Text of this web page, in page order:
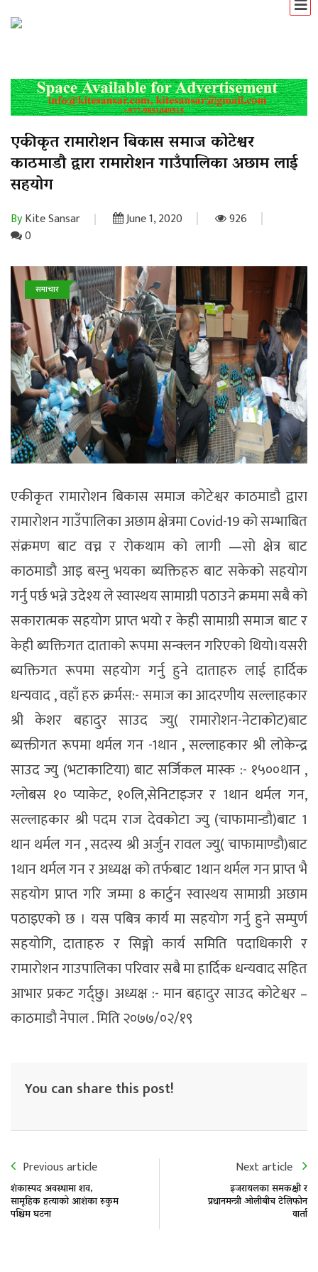
एकीकृत रामारोशन बिकास समाज कोटेश्वर
काठमाडौ द्वारा रामारोशन गाउँपालिका अछाम लाई
सहयोग
ByKite Sansar June 1, 2020
926
0
समाचार
एकीकृत रामारोशन बिकास समाज कोटेश्वर काठमाडौ द्वारा
रामारोशन गाउँपालिका अछाम क्षेत्रमा Covid-19 को सम्भाबित
संक्रमण बाट वच्न र रोकथाम को लागी —सो क्षेत्र बाट
काठमाडौ आइ बस्नु भयका ब्यक्तिहरु बाट सकेको सहयोग
गर्नु पर्छ भन्ने उदेश्य ले स्वास्थय सामाग्री पठाउने क्रममा सबै को
सकारात्मक सहयोग प्राप्त भयो र केही सामाग्री समाज बाट र
केही ब्यक्तिगत दाताको रूपमा सन्क्लन गरिएको थियो।यसरी
ब्यक्तिगत रूपमा सहयोग गर्नु हुने दाताहरु लाई हार्दिक
धन्यवाद , वहाँ हरु क्रर्मस:- समाज का आदरणीय सल्लाहकार
श्री केशर बहादुर साउद ज्यु( रामारोशन-नेटाकोट)बाट
ब्यक्तीगत रूपमा थर्मल गन -1थान , सल्लाहकार श्री लोकेन्द्र
साउद ज्यु (भटाकाटिया) बाट सर्जिकल मास्क :- १५००थान ,
ग्लोबस १० प्याकेट, १०लि,सेनिटाइजर र 1थान थर्मल गन,
सल्लाहकार श्री पदम राज देवकोटा ज्यु (चाफामान्डौ)बाट 1
थान थर्मल गन , सदस्य श्री अर्जुन रावल ज्यु( चाफामाण्डौ)बाट
1थान थर्मल गन र अध्यक्ष को तर्फबाट 1थान थर्मल गन प्राप्त भै
सहयोग प्राप्त गरि जम्मा 8 कार्टुन स्वास्थय सामाग्री अछाम
पठाइएको छ । यस पबित्र कार्य मा सहयोग गर्नु हुने सम्पुर्ण
सहयोगि, दाताहरु र सिङ्गो कार्य समिति पदाधिकारी र
रामारोशन गाउपालिका परिवार सबै मा हार्दिक धन्यवाद सहित
आभार प्रकट गर्द्छु। अध्यक्ष :- मान बहादुर साउद कोटेश्वर –
काठमाडौ नेपाल . मिति २०७७/०२/१९
You can share this post!
Previous article
शंकास्पद अवस्थामा शव,
सामूहिक हत्याको आशंका रुकुम
पश्चिम घटना
Next article
इजरायलका समकक्षी र
प्रधानमन्त्री ओलीबीच टेलिफोन
वार्ता